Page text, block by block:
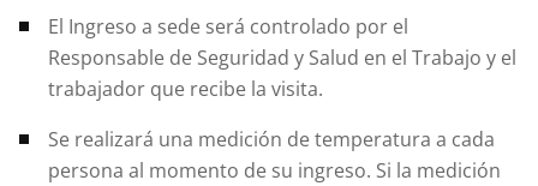
El Ingreso a sede será controlado por el
Responsable de Seguridad y Salud en el Trabajo y el
trabajador que recibe la visita.
Se realizará una medición de temperatura a cada
persona al momento de su ingreso. Si la medición